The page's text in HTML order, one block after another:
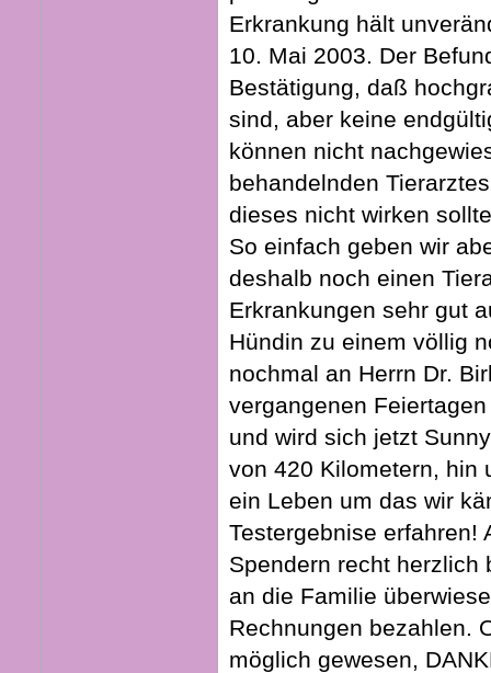
Erkrankung hält
10. Mai 2003. Der
Bestätigung, daß
sind, aber keine
können nicht
behandelnden
dieses nicht wirken
So einfach geben wir
deshalb noch einen
Erkrankungen sehr gut
Hündin zu einem völlig
nochmal an Herrn Dr.
vergangenen
und wird sich jetzt
von 420 Kilometern, hin
ein Leben um das wir
Testergebnise erfahren!
Spendern recht herzlich
an die Familie
Rechnungen bezahlen.
möglich gewesen,